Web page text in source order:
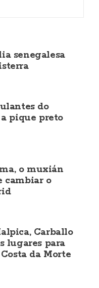
senegalesa
do
pique preto
o muxián
cambiar o
Carballo
lugares para
da Morte